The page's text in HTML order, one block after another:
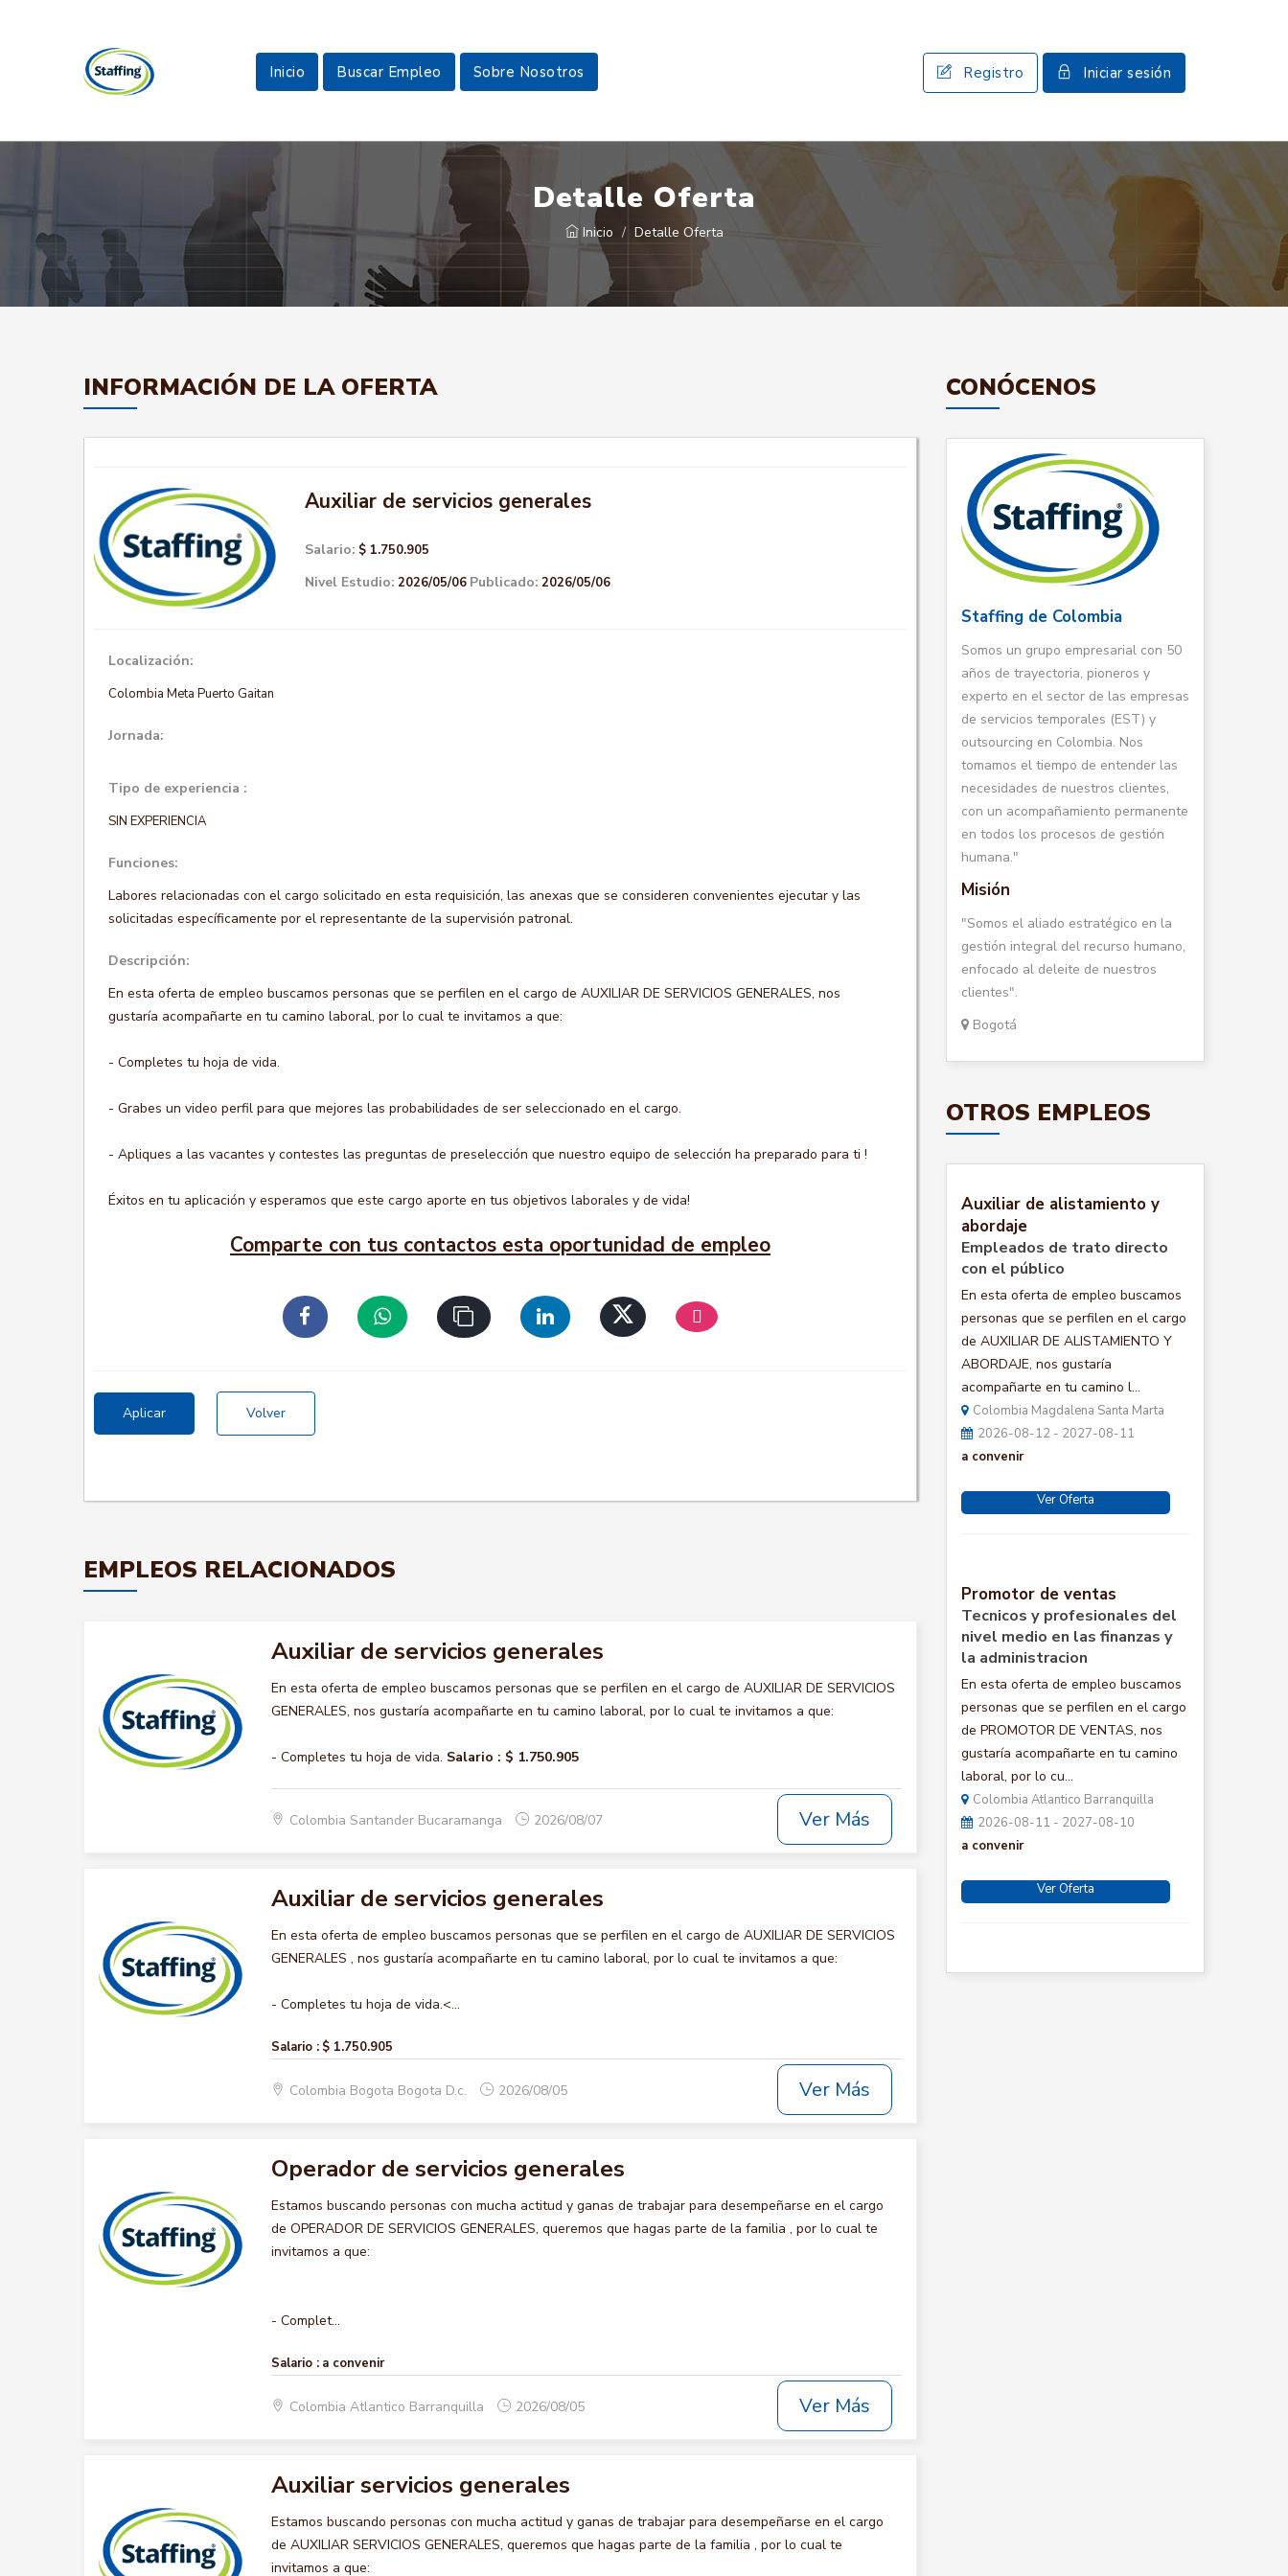
Inicio Buscar Empleo Sobre Nosotros Registro Iniciar sesión
Detalle Oferta
Inicio Detalle Oferta
INFORMACIÓN DE LA OFERTA
Auxiliar de servicios generales
Salario: $ 1.750.905
Nivel Estudio: 2026/05/06 Publicado: 2026/05/06
Localización:
Colombia Meta Puerto Gaitan
Jornada:
Tipo de experiencia :
SIN EXPERIENCIA
Funciones:
Labores relacionadas con el cargo solicitado en esta requisición, las anexas que se consideren convenientes ejecutar y las
solicitadas específicamente por el representante de la supervisión patronal.
Descripción:
En esta oferta de empleo buscamos personas que se perfilen en el cargo de AUXILIAR DE SERVICIOS GENERALES, nos
gustaría acompañarte en tu camino laboral, por lo cual te invitamos a que:
- Completes tu hoja de vida.
- Grabes un video perfil para que mejores las probabilidades de ser seleccionado en el cargo.
- Apliques a las vacantes y contestes las preguntas de preselección que nuestro equipo de selección ha preparado para ti !
Éxitos en tu aplicación y esperamos que este cargo aporte en tus objetivos laborales y de vida!
Comparte con tus contactos esta oportunidad de empleo
Aplicar Volver
EMPLEOS RELACIONADOS
Auxiliar de servicios generales
En esta oferta de empleo buscamos personas que se perfilen en el cargo de AUXILIAR DE SERVICIOS
GENERALES, nos gustaría acompañarte en tu camino laboral, por lo cual te invitamos a que:
- Completes tu hoja de vida. Salario : $ 1.750.905
Colombia Santander Bucaramanga 2026/08/07 Ver Más
Auxiliar de servicios generales
En esta oferta de empleo buscamos personas que se perfilen en el cargo de AUXILIAR DE SERVICIOS
GENERALES , nos gustaría acompañarte en tu camino laboral, por lo cual te invitamos a que:
- Completes tu hoja de vida.<...
Salario : $ 1.750.905
Colombia Bogota Bogota D.c. 2026/08/05 Ver Más
Operador de servicios generales
Estamos buscando personas con mucha actitud y ganas de trabajar para desempeñarse en el cargo
de OPERADOR DE SERVICIOS GENERALES, queremos que hagas parte de la familia , por lo cual te
invitamos a que:
- Complet...
Salario : a convenir
Colombia Atlantico Barranquilla 2026/08/05 Ver Más
Auxiliar servicios generales
Estamos buscando personas con mucha actitud y ganas de trabajar para desempeñarse en el cargo
de AUXILIAR SERVICIOS GENERALES, queremos que hagas parte de la familia , por lo cual te
invitamos a que:
CONÓCENOS
Staffing de Colombia
Somos un grupo empresarial con 50
años de trayectoria, pioneros y
experto en el sector de las empresas
de servicios temporales (EST) y
outsourcing en Colombia. Nos
tomamos el tiempo de entender las
necesidades de nuestros clientes,
con un acompañamiento permanente
en todos los procesos de gestión
humana."
Misión
"Somos el aliado estratégico en la
gestión integral del recurso humano,
enfocado al deleite de nuestros
clientes".
Bogotá
OTROS EMPLEOS
Auxiliar de alistamiento y
abordaje
Empleados de trato directo
con el público
En esta oferta de empleo buscamos
personas que se perfilen en el cargo
de AUXILIAR DE ALISTAMIENTO Y
ABORDAJE, nos gustaría
acompañarte en tu camino l...
Colombia Magdalena Santa Marta
2026-08-12 - 2027-08-11
a convenir
Ver Oferta
Promotor de ventas
Tecnicos y profesionales del
nivel medio en las finanzas y
la administracion
En esta oferta de empleo buscamos
personas que se perfilen en el cargo
de PROMOTOR DE VENTAS, nos
gustaría acompañarte en tu camino
laboral, por lo cu...
Colombia Atlantico Barranquilla
2026-08-11 - 2027-08-10
a convenir
Ver Oferta